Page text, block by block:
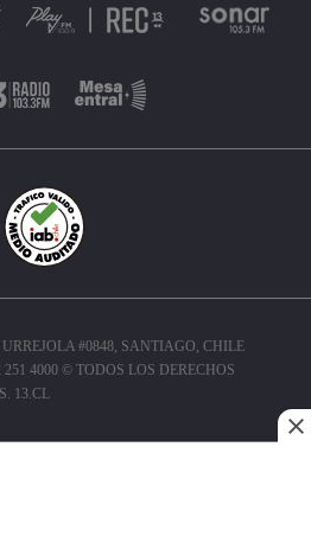
#0848, SANTIAGO, CHILE
251 4000 © TODOS LOS DERECHOS
13.CL